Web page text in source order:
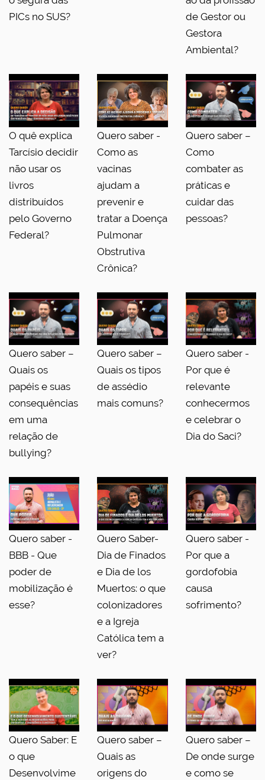
PICs no SUS?
de Gestor ou
Gestora
Ambiental?
O quê explica
Tarcísio decidir
não usar os
livros
distribuídos
pelo Governo
Federal?
Quero saber -
Como as
vacinas
ajudam a
prevenir e
tratar a Doença
Pulmonar
Obstrutiva
Crônica?
Quero saber –
Como
combater as
práticas e
cuidar das
pessoas?
Quero saber –
Quais os
papéis e suas
consequências
em uma
relação de
bullying?
Quero saber –
Quais os tipos
de assédio
mais comuns?
Quero saber -
Por que é
relevante
conhecermos
e celebrar o
Dia do Saci?
Quero saber -
BBB - Que
poder de
mobilização é
esse?
Quero Saber-
Dia de Finados
e Dia de los
Muertos: o que
colonizadores
e a Igreja
Católica tem a
ver?
Quero saber -
Por que a
gordofobia
causa
sofrimento?
Quero Saber: E
o que
Desenvolvime
Quero saber –
Quais as
origens do
Quero saber –
De onde surge
e como se